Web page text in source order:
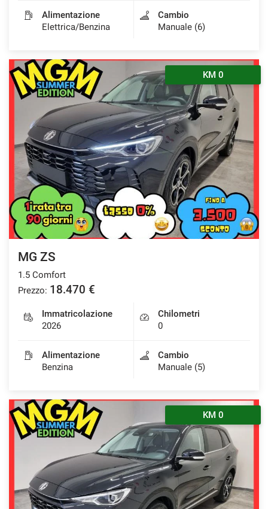
Alimentazione
Elettrica/Benzina
Cambio
Manuale (6)
KM 0
MG ZS
1.5 Comfort
Prezzo: 18.470 €
Immatricolazione
2026
Chilometri
0
Alimentazione
Benzina
Cambio
Manuale (5)
KM 0